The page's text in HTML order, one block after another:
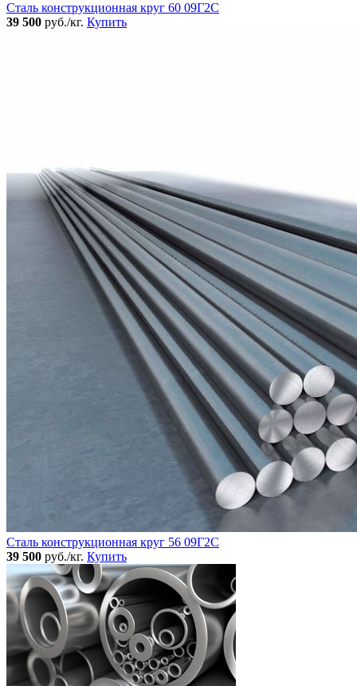
Сталь конструкционная круг 60 09Г2С
39 500 руб./кг. Купить
Сталь конструкционная круг 56 09Г2С
39 500 руб./кг. Купить